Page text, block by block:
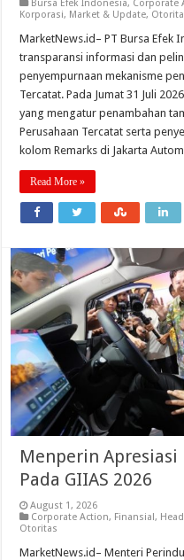
Bursa Efek Indonesia, Corporate
Korporasi, Market & Update,
MarketNews.id– PT Bursa Efek
transparansi informasi dan
penyempurnaan mekanisme
Tercatat. Pada Jumat 31 Juli
yang mengatur penambahan
Perusahaan Tercatat serta
kolom Remarks di Jakarta
Read More »
Menperin Apresiasi
Pada GIIAS 2026
August 1, 2026
Corporate Action, Finansial,
Otoritas
MarketNews.id– Menteri